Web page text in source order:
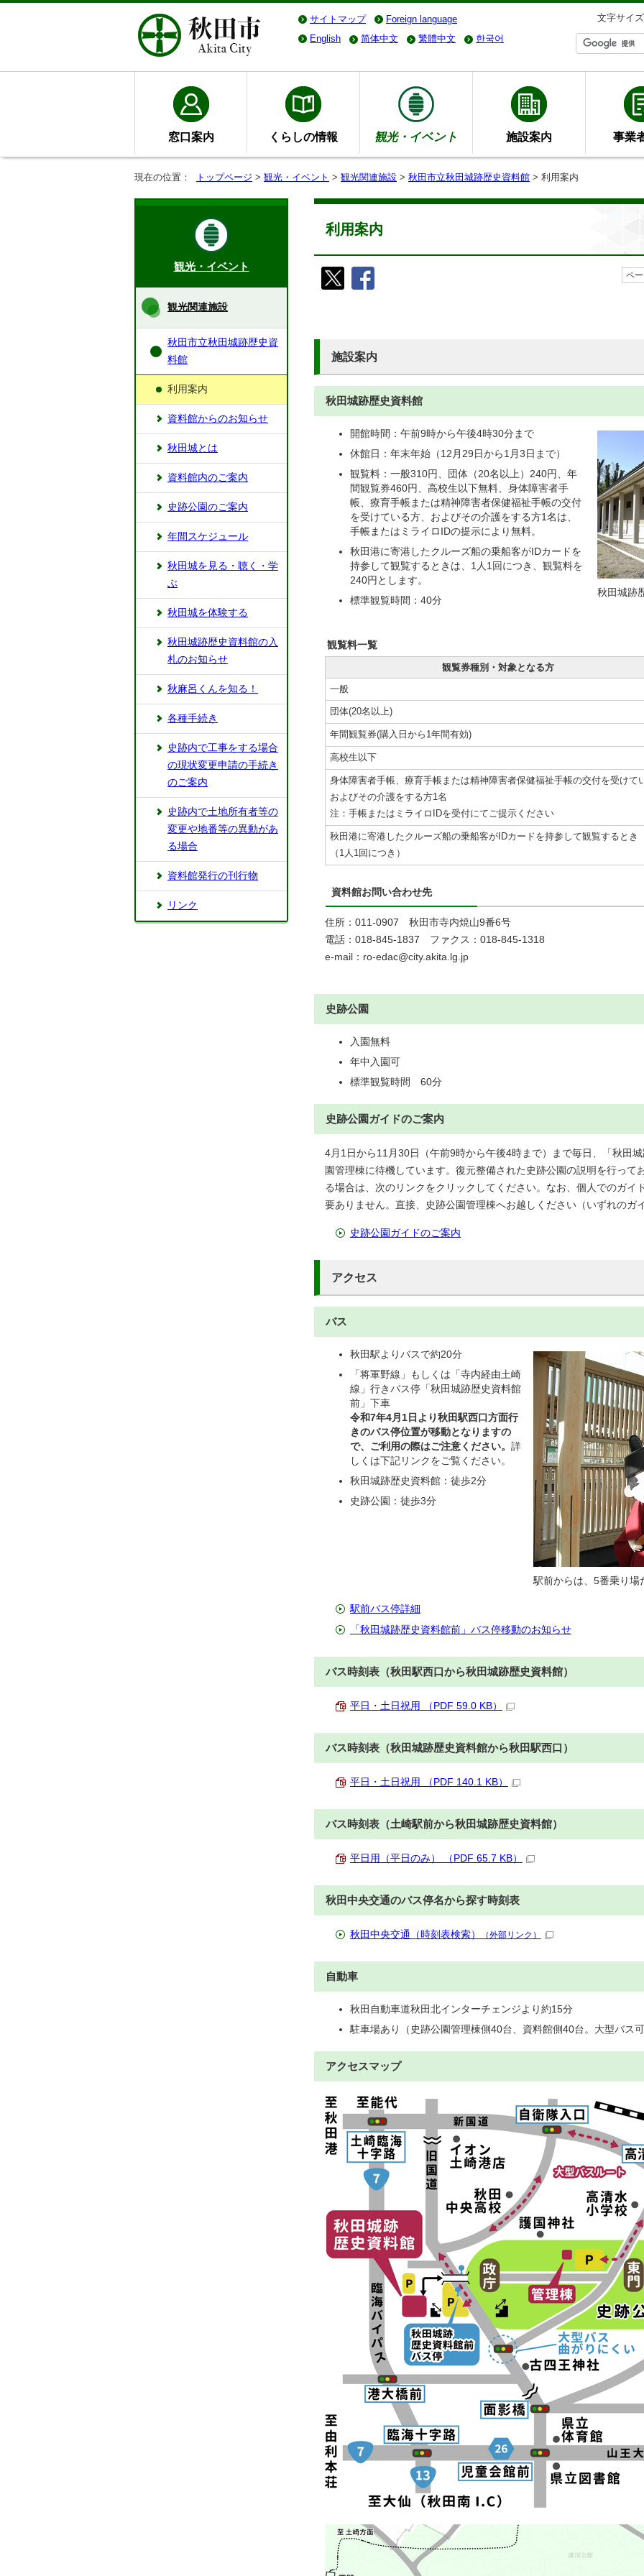
サイトマップ Foreign language
文字サイズ
English
简体中文 繁體中文 한국어
窓口案内 くらしの情報 観光・イベント 施設案内 事業
現在の位置： トップページ > 観光・イベント > 観光関連施設 > 秋田市立秋田城跡歴史資料館 > 利用案内
利用案内
ペ
施設案内
秋田城跡歴史資料館
秋田城跡
開館時間：午前9時から午後4時30分まで
休館日：年末年始（12月29日から1月3日まで）
観覧料：一般310円、団体（20名以上）240円、年
間観覧券460円、高校生以下無料、身体障害者手
帳、療育手帳または精神障害者保健福祉手帳の交付
を受けている方、およびその介護をする方1名は、
手帳またはミライロIDの提示により無料。
秋田港に寄港したクルーズ船の乗船客がIDカードを
持参して観覧するときは、1人1回につき、観覧料を
240円とします。
標準観覧時間：40分
観覧料一覧
観覧券種別・対象となる方
一般
団体(20名以上)
年間観覧券(購入日から1年間有効)
高校生以下
身体障害者手帳、療育手帳または精神障害者保健福祉手帳の交付を受けて
およびその介護をする方1名
注：手帳またはミライロIDを受付にてご提示ください
秋田港に寄港したクルーズ船の乗船客がIDカードを持参して観覧するとき
（1人1回につき）
資料館お問い合わせ先
住所：011-0907 秋田市寺内焼山9番6号
電話：018-845-1837 ファクス：018-845-1318
e-mail：ro-edac@city.akita.lg.jp
史跡公園
入園無料
年中入園可
標準観覧時間 60分
史跡公園ガイドのご案内
4月1日から11月30日（午前9時から午後4時まで）まで毎日、「秋田
園管理棟に待機しています。復元整備された史跡公園の説明を行って
る場合は、次のリンクをクリックしてください。なお、個人でのガイ
要ありません。直接、史跡公園管理棟へお越しください（いずれのガ
史跡公園ガイドのご案内
アクセス
バス
駅前からは、5番乗り場
秋田駅よりバスで約20分
「将軍野線」もしくは「寺内経由土崎
線」行きバス停「秋田城跡歴史資料館
前」下車
令和7年4月1日より秋田駅西口方面行
きのバス停位置が移動となりますの
で、ご利用の際はご注意ください。 詳
しくは下記リンクをご覧ください。
秋田城跡歴史資料館：徒歩2分
史跡公園：徒歩3分
駅前バス停詳細
「秋田城跡歴史資料館前」バス停移動のお知らせ
バス時刻表（秋田駅西口から秋田城跡歴史資料館）
平日・土日祝用 （PDF 59.0 KB）
バス時刻表（秋田城跡歴史資料館から秋田駅西口）
平日・土日祝用 （PDF 140.1 KB）
バス時刻表（土崎駅前から秋田城跡歴史資料館）
平日用（平日のみ） （PDF 65.7 KB）
秋田中央交通のバス停名から探す時刻表
秋田中央交通（時刻表検索） （外部リンク）
自動車
秋田自動車道秋田北インターチェンジより約15分
駐車場あり（史跡公園管理棟側40台、資料館側40台。大型バス
アクセスマップ
観光・イベント
観光関連施設
秋田市立秋田城跡歴史資
料館
利用案内
資料館からのお知らせ
秋田城とは
資料館内のご案内
史跡公園のご案内
年間スケジュール
秋田城を見る・聴く・学
ぶ
秋田城を体験する
秋田城跡歴史資料館の入
札のお知らせ
秋麻呂くんを知る！
各種手続き
史跡内で工事をする場合
の現状変更申請の手続き
のご案内
史跡内で土地所有者等の
変更や地番等の異動があ
る場合
資料館発行の刊行物
リンク